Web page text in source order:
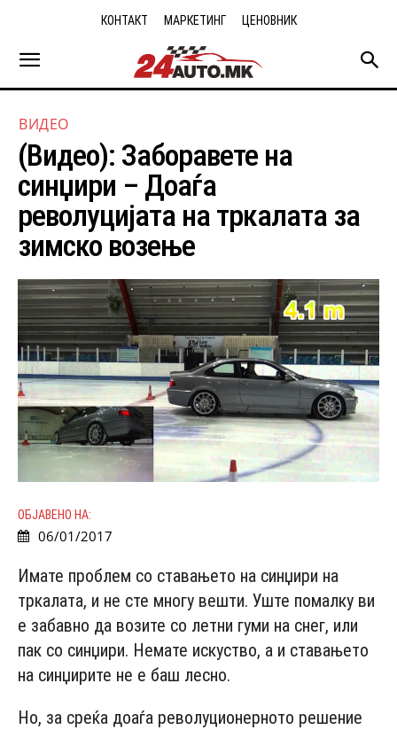
КОНТАКТ МАРКЕТИНГ ЦЕНОВНИК
ВИДЕО
(Видео): Заборавете на
синџири – Доаѓа
револуцијата на тркалата за
зимско возење
ОБЈАВЕНО НА:
06/01/2017
Имате проблем со ставањето на синџири на
тркалата, и не сте многу вешти. Уште помалку ви
е забавно да возите со летни гуми на снег, или
пак со синџири. Немате искуство, а и ставањето
на синџирите не е баш лесно.
Но, за среќа доаѓа револуционерното решение